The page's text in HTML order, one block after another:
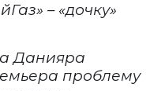
– «дочку»
Данияра
проблему